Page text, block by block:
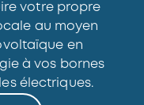
votre propre
au moyen
en
à vos bornes
électriques.